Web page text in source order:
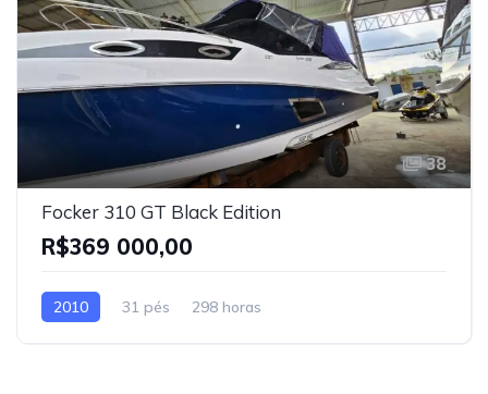
38
Focker 310 GT Black Edition
R$369 000,00
2010 31 pés 298 horas